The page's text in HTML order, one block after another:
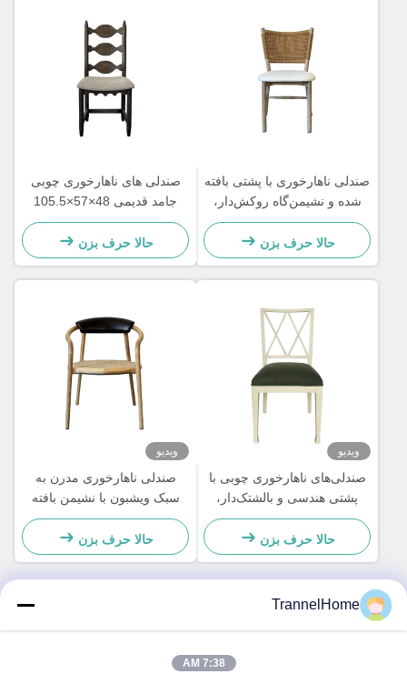
صندلی ناهارخوری با پشتی بافته
شده و نشیمن‌گاه روکش‌دار،
تمیز کردن آسان و راحت برای
اتاق غذاخوری
حالا حرف بزن
صندلی های ناهارخوری چوبی
جامد قدیمی 48×57×105.5
سانتی متر نرم با پشتی نردبانی
منبت کاری شده
حالا حرف بزن
ویدیو
صندلی‌های ناهارخوری چوبی با
پشتی هندسی و بالشتک‌دار،
مقاوم در برابر رطوبت
حالا حرف بزن
ویدیو
صندلی ناهارخوری مدرن به
سبک ویشبون با نشیمن بافته
شده و پشتی چرمی
حالا حرف بزن
TrannelHome
7:38 AM